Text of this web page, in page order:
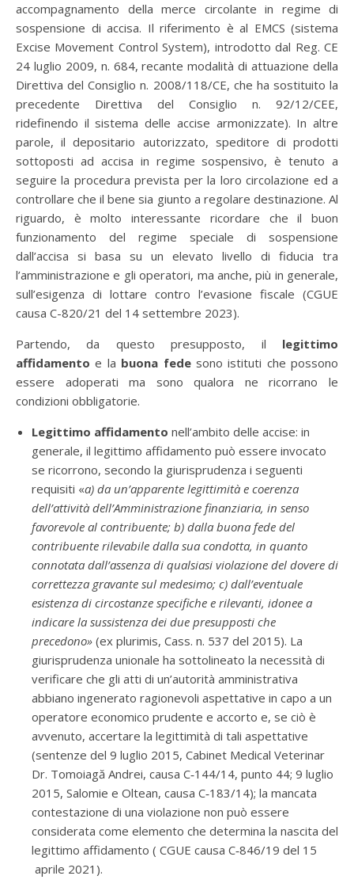
accompagnamento della merce circolante in regime di
sospensione di accisa. Il riferimento è al EMCS (sistema
Excise Movement Control System), introdotto dal Reg. CE
24 luglio 2009, n. 684, recante modalità di attuazione della
Direttiva del Consiglio n. 2008/118/CE, che ha sostituito la
precedente Direttiva del Consiglio n. 92/12/CEE,
ridefinendo il sistema delle accise armonizzate). In altre
parole, il depositario autorizzato, speditore di prodotti
sottoposti ad accisa in regime sospensivo, è tenuto a
seguire la procedura prevista per la loro circolazione ed a
controllare che il bene sia giunto a regolare destinazione. Al
riguardo, è molto interessante ricordare che il buon
funzionamento del regime speciale di sospensione
dall’accisa si basa su un elevato livello di fiducia tra
l’amministrazione e gli operatori, ma anche, più in generale,
sull’esigenza di lottare contro l’evasione fiscale (CGUE
causa C-820/21 del 14 settembre 2023).
Partendo, da questo presupposto, il legittimo
affidamento e la buona fedesono istituti che possono
essere adoperati ma sono qualora ne ricorrano le
condizioni obbligatorie.
Legittimo affidamento nell’ambito delle accise: in
generale, il legittimo affidamento può essere invocato
se ricorrono, secondo la giurisprudenza i seguenti
requisiti «a) da un’apparente legittimità e coerenza
dell’attività dell’Amministrazione finanziaria, in senso
favorevole al contribuente; b) dalla buona fede del
contribuente rilevabile dalla sua condotta, in quanto
connotata dall’assenza di qualsiasi violazione del dovere di
correttezza gravante sul medesimo; c) dall’eventuale
esistenza di circostanze specifiche e rilevanti, idonee a
indicare la sussistenza dei due presupposti che
precedono» (ex plurimis, Cass. n. 537 del 2015). La
giurisprudenza unionale ha sottolineato la necessità di
verificare che gli atti di un’autorità amministrativa
abbiano ingenerato ragionevoli aspettative in capo a un
operatore economico prudente e accorto e, se ciò è
avvenuto, accertare la legittimità di tali aspettative
(sentenze del 9 luglio 2015, Cabinet Medical Veterinar
Dr. Tomoiagă Andrei, causa C‑144/14, punto 44; 9 luglio
2015, Salomie e Oltean, causa C‑183/14); la mancata
contestazione di una violazione non può essere
considerata come elemento che determina la nascita del
legittimo affidamento ( CGUE causa C‑846/19 del 15
aprile 2021).